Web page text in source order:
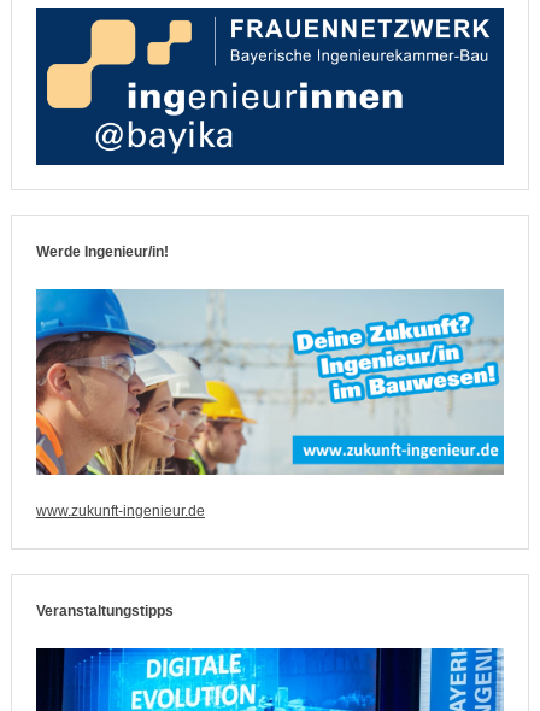
Werde Ingenieur/in!
www.zukunft-ingenieur.de
Veranstaltungstipps